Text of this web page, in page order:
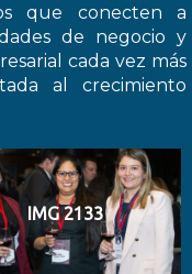
que conecten a
de negocio y
cada vez más
al crecimiento
IMG 2133